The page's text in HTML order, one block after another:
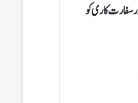
سفارت کاری کو